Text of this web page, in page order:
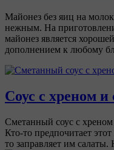
Майонез без яиц на
нежным. На
майонез является
дополнением к любому
Соус с хреном и
Сметанный соус с
Кто-то предпочитает
то заправляет им